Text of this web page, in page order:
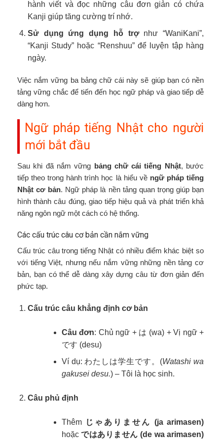
hành viết và đọc những câu đơn giản có chứa
Kanji giúp tăng cường trí nhớ.
Sử dụng ứng dụng hỗ trợnhư “WaniKani”,
“Kanji Study” hoặc “Renshuu” để luyện tập hàng
ngày.
Việc nắm vững ba bảng chữ cái này sẽ giúp bạn có nền
tảng vững chắc để tiến đến học ngữ pháp và giao tiếp dễ
dàng hơn.
Ngữ pháp tiếng Nhật cho người
mới bắt đầu
Sau khi đã nắm vững bảng chữ cái tiếng Nhật, bước
tiếp theo trong hành trình học là hiểu về ngữ pháp tiếng
Nhật cơ bản. Ngữ pháp là nền tảng quan trọng giúp bạn
hình thành câu đúng, giao tiếp hiệu quả và phát triển khả
năng ngôn ngữ một cách có hệ thống.
Các cấu trúc câu cơ bản cần nắm vững
Cấu trúc câu trong tiếng Nhật có nhiều điểm khác biệt so
với tiếng Việt, nhưng nếu nắm vững những nền tảng cơ
bản, bạn có thể dễ dàng xây dựng câu từ đơn giản đến
phức tạp.
Cấu trúc câu khẳng định cơ bản
Câu đơn: Chủ ngữ + は (wa) + Vị ngữ +
です (desu)
Ví dụ: わたしは学生です。(Watashi wa
gakusei desu.) – Tôi là học sinh.
Câu phủ định
Thêm じゃありません (ja arimasen)
hoặcではありません (de wa arimasen)